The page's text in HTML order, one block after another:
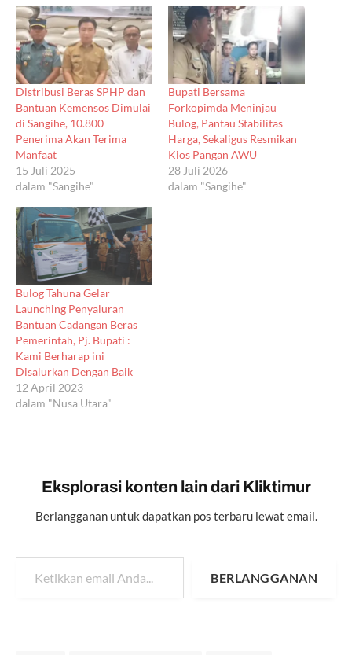
Distribusi Beras SPHP dan
Bantuan Kemensos Dimulai
di Sangihe, 10.800
Penerima Akan Terima
Manfaat
15 Juli 2025
dalam "Sangihe"
Bupati Bersama
Forkopimda Meninjau
Bulog, Pantau Stabilitas
Harga, Sekaligus Resmikan
Kios Pangan AWU
28 Juli 2026
dalam "Sangihe"
Bulog Tahuna Gelar
Launching Penyaluran
Bantuan Cadangan Beras
Pemerintah, Pj. Bupati :
Kami Berharap ini
Disalurkan Dengan Baik
12 April 2023
dalam "Nusa Utara"
Eksplorasi konten lain dari Kliktimur
Berlangganan untuk dapatkan pos terbaru lewat email.
Ketikkan email Anda...
BERLANGGANAN